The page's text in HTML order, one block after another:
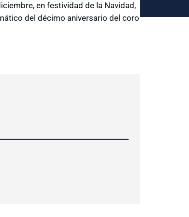
en festividad de la Navidad,
del décimo aniversario del coro